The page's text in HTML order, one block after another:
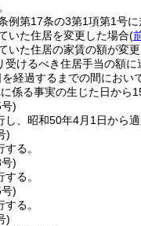
例第17条の3第1項第1号
いた住居を変更した場合(
いた住居の家賃の額が変
けるべき住居手当の額に
経過するまでの間におい
係る事実の生じた日から
)
、昭和50年4月1日から適
)
る。
)
る。
)
る。
)